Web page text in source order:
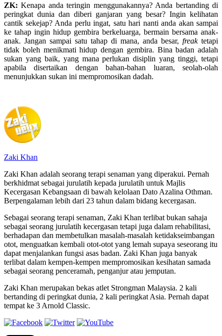
ZK: Kenapa anda teringin menggunakannya? Anda bertanding di
peringkat dunia dan diberi ganjaran yang besar? Ingin kelihatan
cantik sekejap? Anda perlu ingat, satu hari nanti anda akan sampai
ke tahap ingin hidup gembira berkeluarga, bermain bersama anak-
anak. Jangan sampai satu tahap di mana, anda besar, freaktetapi
tidak boleh menikmati hidup dengan gembira. Bina badan adalah
sukan yang baik, yang mana perlukan disiplin yang tinggi, tetapi
apabila disertaikan dengan bahan-bahan luaran, seolah-olah
menunjukkan sukan ini mempromosikan dadah.
Zaki Khan
Zaki Khan adalah seorang terapi senaman yang diperakui. Pernah
berkhidmat sebagai jurulatih kepada jurulatih untuk Majlis
Kecergasan Kebangsaan di bawah kelolaan Dato Azalina Othman.
Berpengalaman lebih dari 23 tahun dalam bidang kecergasan.
Sebagai seorang terapi senaman, Zaki Khan terlibat bukan sahaja
sebagai seorang jurulatih kecergasan tetapi juga dalam rehabilitasi,
berhadapan dan membetulkan masalah-masalah ketidakseimbangan
otot, menguatkan kembali otot-otot yang lemah supaya seseorang itu
dapat menjalankan fungsi asas badan. Zaki Khan juga banyak
terlibat dalam kempen-kempen mempromosikan kesihatan samada
sebagai seorang penceramah, penganjur atau jemputan.
Zaki Khan merupakan bekas atlet Strongman Malaysia. 2 kali
bertanding di peringkat dunia, 2 kali peringkat Asia. Pernah dapat
tempat ke 3 Arnold Classic.